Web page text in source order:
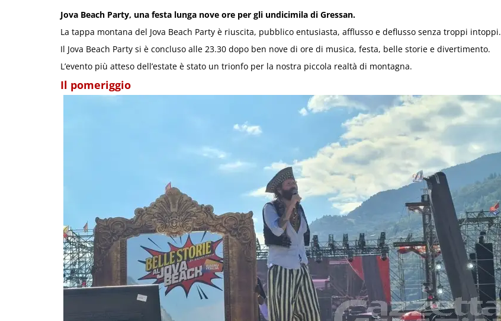
Jova Beach Party, una festa lunga nove ore per gli undicimila di Gressan.
La tappa montana del Jova Beach Party è riuscita, pubblico entusiasta, afflusso e deflusso senza troppi intoppi.
Il Jova Beach Party si è concluso alle 23.30 dopo ben nove di ore di musica, festa, belle storie e divertimento.
L’evento più atteso dell’estate è stato un trionfo per la nostra piccola realtà di montagna.
Il pomeriggio